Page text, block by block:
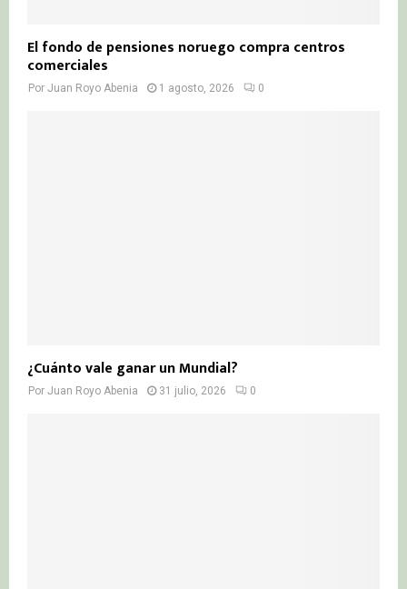
El fondo de pensiones noruego compra centros
comerciales
Por Juan Royo Abenia 1 agosto, 2026 0
¿Cuánto vale ganar un Mundial?
Por Juan Royo Abenia 31 julio, 2026 0